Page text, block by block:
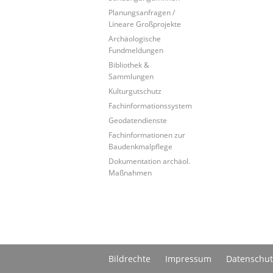
Planungsanfragen /
Lineare Großprojekte
Archäologische
Fundmeldungen
Bibliothek &
Sammlungen
Kulturgutschutz
Fachinformationssystem
Geodatendienste
Fachinformationen zur
Baudenkmalpflege
Dokumentation archäol.
Maßnahmen
Bildrechte Impressum